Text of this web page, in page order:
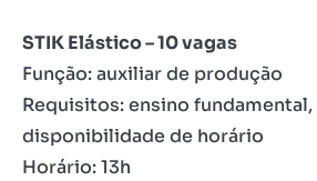
STIK Elástico – 10 vagas
Função: auxiliar de produção
Requisitos: ensino
disponibilidade de horário
Horário: 13h